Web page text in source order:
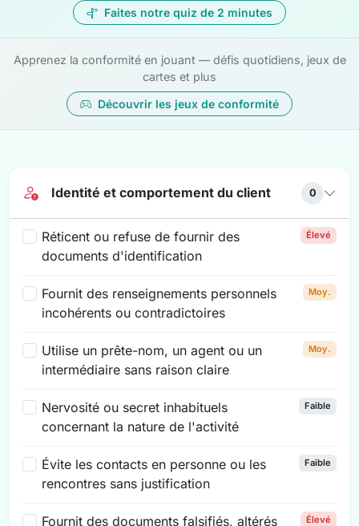
Faites notre quiz de 2 minutes
Apprenez la conformité en jouant — défis quotidiens, jeux de
cartes et plus
Découvrir les jeux de conformité
Identité et comportement du client 0
Réticent ou refuse de fournir des
documents d'identification
Élevé
Fournit des renseignements personnels
incohérents ou contradictoires
Moy.
Utilise un prête-nom, un agent ou un
intermédiaire sans raison claire
Moy.
Nervosité ou secret inhabituels
concernant la nature de l'activité
Faible
Évite les contacts en personne ou les
rencontres sans justification
Faible
Fournit des documents falsifiés, altérés
Élevé